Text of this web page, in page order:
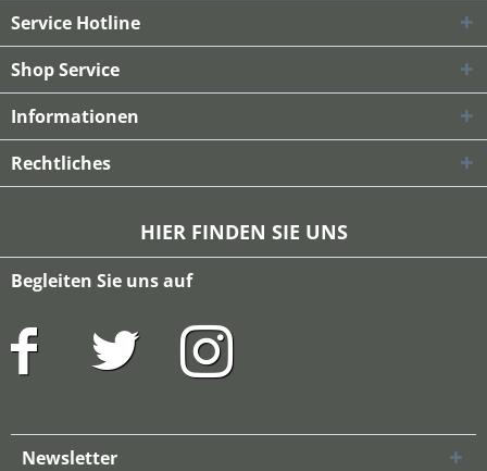
Service Hotline
Shop Service
Informationen
Rechtliches
HIER FINDEN SIE UNS
Begleiten Sie uns auf
Newsletter